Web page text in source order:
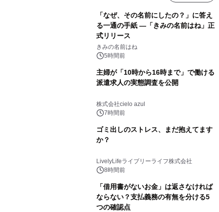
「なぜ、その名前にしたの？」に答え
る一通の手紙 ―「きみの名前はね」正
式リリース
きみの名前はね
5時間前
主婦が「10時から16時まで」で働ける
派遣求人の実態調査を公開
株式会社cielo azul
7時間前
ゴミ出しのストレス、まだ抱えてます
か？
LivelyLifeライブリーライフ株式会社
8時間前
「借用書がないお金」は返さなければ
ならない？支払義務の有無を分ける5
つの確認点